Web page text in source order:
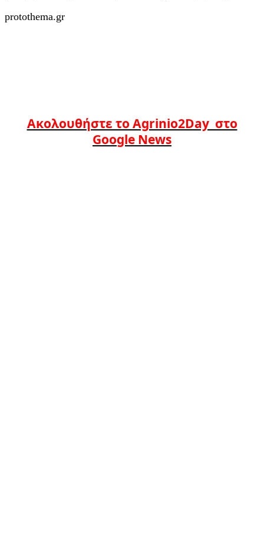
protothema.gr
Ακολουθήστε το Agrinio2Day στο
Google News